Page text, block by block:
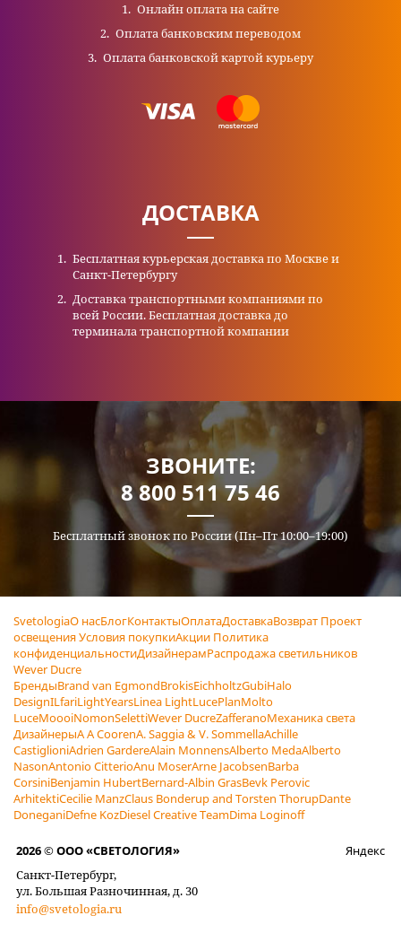
Онлайн оплата на сайте
Оплата банковским переводом
Оплата банковской картой курьеру
ДОСТАВКА
Бесплатная курьерская доставка по Москве и
Санкт-Петербургу
Доставка транспортными компаниями по
всей России. Бесплатная доставка до
терминала транспортной компании
ЗВОНИТЕ:
8 800 511 75 46
Бесплатный звонок по России (Пн–Пт 10:00–19:00)
SvetologiaО насБлогКонтактыОплатаДоставкаВозврат Проект
освещенияУсловия покупкиАкции Политика
конфиденциальностиДизайнерамРаспродажа светильников
Wever Ducre
БрендыBrand van EgmondBrokisEichholtzGubiHalo
DesignILfariLightYearsLinea LightLucePlanMolto
LuceMoooiNomonSelettiWever DucreZafferanoМеханика света
ДизайнерыA A CoorenA. Saggia & V. SommellaAchille
CastiglioniAdrien GardereAlain MonnensAlberto MedaAlberto
NasonAntonio CitterioAnu MoserArne JacobsenBarba
CorsiniBenjamin HubertBernard-Albin GrasBevk Perovic
ArhitektiCecilie ManzClaus Bonderup and Torsten ThorupDante
DoneganiDefne KozDiesel Creative TeamDima Loginoff
2026 © ООО «СВЕТОЛОГИЯ»
Санкт-Петербург,
ул. Большая Разночинная, д. 30
info@svetologia.ru
Яндекс